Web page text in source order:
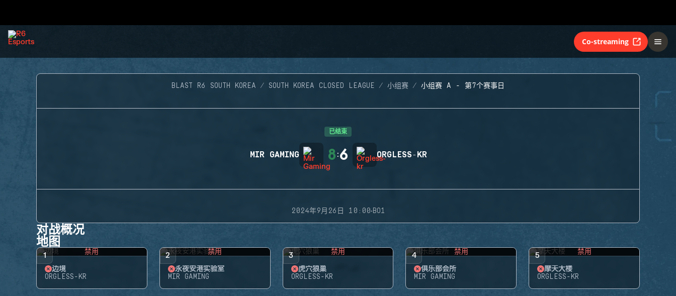
Co-streaming
BLAST R6 SOUTH KOREA SOUTH KOREA CLOSED LEAGUE 小组赛 小组赛 A - 第7个赛事日
已结束
MIR GAMING 8 :6 ORGLESS-KR
2024年9月26日 10:00·BO1
对战概况
地图
1 禁用
边境
ORGLESS-KR
2 禁用
永夜安港实验室
MIR GAMING
3 禁用
虎穴狼巢
ORGLESS-KR
4 禁用
俱乐部会所
MIR GAMING
5 禁用
摩天大楼
ORGLESS-KR